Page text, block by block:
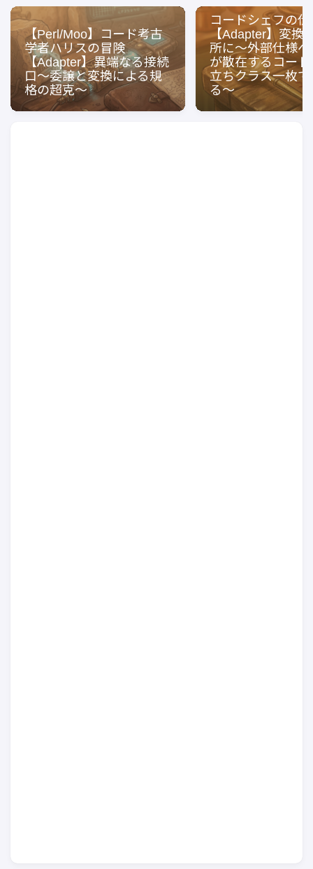
【Perl/Moo】コード考古
学者ハリスの冒険
【Adapter】異端なる接続
口〜委譲と変換による規
格の超克〜
コードシェフの
【Adapter】変換
所に〜外部仕様
が散在するコー
立ちクラス一枚
る〜